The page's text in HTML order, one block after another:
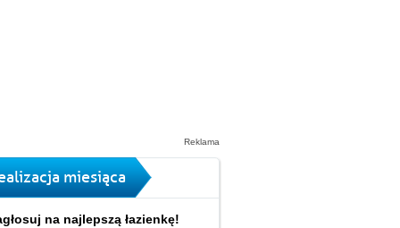
Reklama
miesiąca
na najlepszą łazienkę!